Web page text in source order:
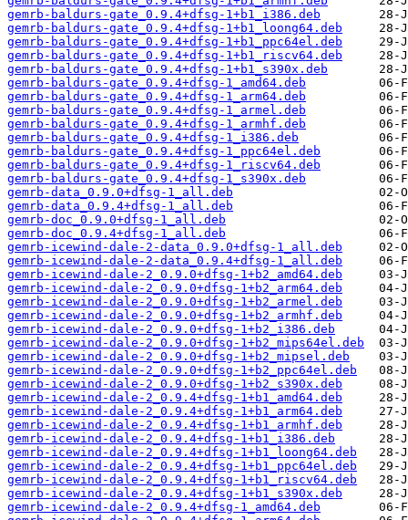
gemrb-baldurs-gate_0.9.4+dfsg-1+b1_i386.deb
gemrb-baldurs-gate_0.9.4+dfsg-1+b1_loong64.deb
gemrb-baldurs-gate_0.9.4+dfsg-1+b1_ppc64el.deb
gemrb-baldurs-gate_0.9.4+dfsg-1+b1_riscv64.deb
gemrb-baldurs-gate_0.9.4+dfsg-1+b1_s390x.deb
gemrb-baldurs-gate_0.9.4+dfsg-1_amd64.deb
gemrb-baldurs-gate_0.9.4+dfsg-1_arm64.deb
gemrb-baldurs-gate_0.9.4+dfsg-1_armel.deb
gemrb-baldurs-gate_0.9.4+dfsg-1_armhf.deb
gemrb-baldurs-gate_0.9.4+dfsg-1_i386.deb
gemrb-baldurs-gate_0.9.4+dfsg-1_ppc64el.deb
gemrb-baldurs-gate_0.9.4+dfsg-1_riscv64.deb
gemrb-baldurs-gate_0.9.4+dfsg-1_s390x.deb
gemrb-data_0.9.0+dfsg-1_all.deb
gemrb-data_0.9.4+dfsg-1_all.deb
gemrb-doc_0.9.0+dfsg-1_all.deb
gemrb-doc_0.9.4+dfsg-1_all.deb
gemrb-icewind-dale-2-data_0.9.0+dfsg-1_all.deb
gemrb-icewind-dale-2-data_0.9.4+dfsg-1_all.deb
gemrb-icewind-dale-2_0.9.0+dfsg-1+b2_amd64.deb
gemrb-icewind-dale-2_0.9.0+dfsg-1+b2_arm64.deb
gemrb-icewind-dale-2_0.9.0+dfsg-1+b2_armel.deb
gemrb-icewind-dale-2_0.9.0+dfsg-1+b2_armhf.deb
gemrb-icewind-dale-2_0.9.0+dfsg-1+b2_i386.deb
gemrb-icewind-dale-2_0.9.0+dfsg-1+b2_mips64el.deb
gemrb-icewind-dale-2_0.9.0+dfsg-1+b2_mipsel.deb
gemrb-icewind-dale-2_0.9.0+dfsg-1+b2_ppc64el.deb
gemrb-icewind-dale-2_0.9.0+dfsg-1+b2_s390x.deb
gemrb-icewind-dale-2_0.9.4+dfsg-1+b1_amd64.deb
gemrb-icewind-dale-2_0.9.4+dfsg-1+b1_arm64.deb
gemrb-icewind-dale-2_0.9.4+dfsg-1+b1_armhf.deb
gemrb-icewind-dale-2_0.9.4+dfsg-1+b1_i386.deb
gemrb-icewind-dale-2_0.9.4+dfsg-1+b1_loong64.deb
gemrb-icewind-dale-2_0.9.4+dfsg-1+b1_ppc64el.deb
gemrb-icewind-dale-2_0.9.4+dfsg-1+b1_riscv64.deb
gemrb-icewind-dale-2_0.9.4+dfsg-1+b1_s390x.deb
gemrb-icewind-dale-2_0.9.4+dfsg-1_amd64.deb